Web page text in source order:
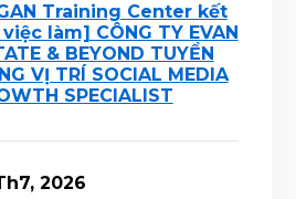
Training Center kết
làm] CÔNG TY EVAN
& BEYOND TUYỂN
VỊ TRÍ SOCIAL MEDIA
SPECIALIST
2026